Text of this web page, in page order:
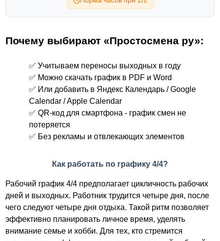
Почему выбирают «Простосмена ру»:
✅ Учитываем переносы выходных в году
✅ Можно скачать график в PDF и Word
✅ Или добавить в Яндекс Календарь / Google
Calendar / Apple Calendar
✅ QR-код для смартфона - график смен не
потеряется
✅ Без рекламы и отвлекающих элементов
Как работать по графику 4/4?
Рабочий график 4/4 предполагает цикличность рабочих
дней и выходных. Работник трудится четыре дня, после
чего следуют четыре дня отдыха. Такой ритм позволяет
эффективно планировать личное время, уделять
внимание семье и хобби. Для тех, кто стремится